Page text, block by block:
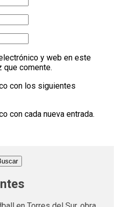
y web en este
que comente.
con los siguientes
con cada nueva entrada.